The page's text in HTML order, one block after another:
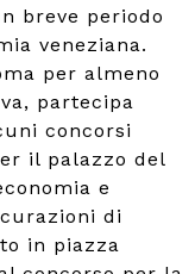
breve periodo
veneziana.
per almeno
partecipa
concorsi
il palazzo del
e
di
in piazza